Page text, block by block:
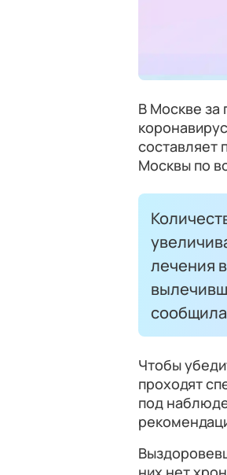
В Москве за
составляет
Москвы по
лечения
Чтобы
проходят
под